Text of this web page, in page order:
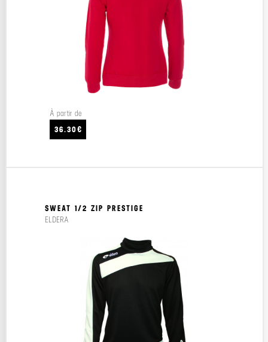
À partir de
36.30€
SWEAT 1/2 ZIP PRESTIGE
ELDERA